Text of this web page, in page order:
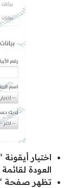
اختيار
العودة
تظهر صفحة